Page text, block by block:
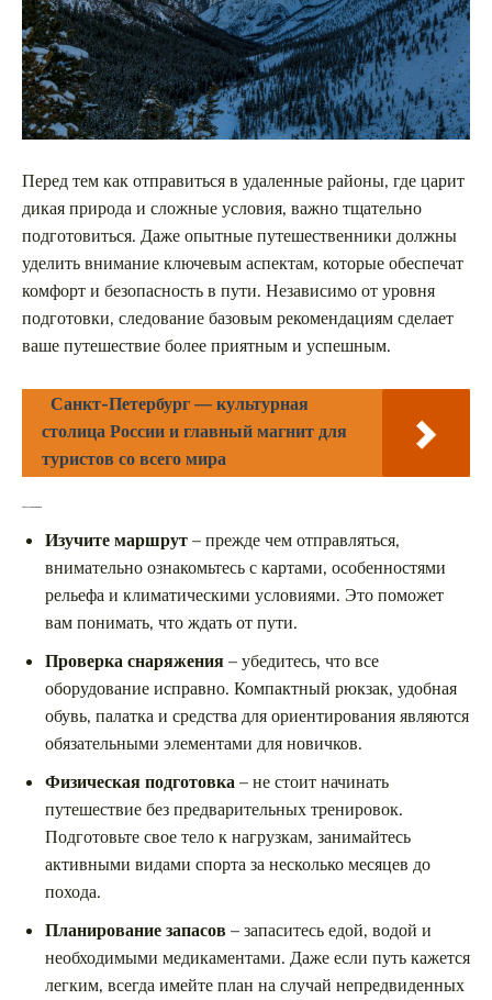
Перед тем как отправиться в удаленные районы, где царит
дикая природа и сложные условия, важно тщательно
подготовиться. Даже опытные путешественники должны
уделить внимание ключевым аспектам, которые обеспечат
комфорт и безопасность в пути. Независимо от уровня
подготовки, следование базовым рекомендациям сделает
ваше путешествие более приятным и успешным.
Санкт-Петербург — культурная
столица России и главный магнит для
туристов со всего мира
Советы для новичков
Изучите маршрут– прежде чем отправляться,
внимательно ознакомьтесь с картами, особенностями
рельефа и климатическими условиями. Это поможет
вам понимать, что ждать от пути.
Проверка снаряжения– убедитесь, что все
оборудование исправно. Компактный рюкзак, удобная
обувь, палатка и средства для ориентирования являются
обязательными элементами для новичков.
Физическая подготовка– не стоит начинать
путешествие без предварительных тренировок.
Подготовьте свое тело к нагрузкам, занимайтесь
активными видами спорта за несколько месяцев до
похода.
Планирование запасов – запаситесь едой, водой и
необходимыми медикаментами. Даже если путь кажется
легким, всегда имейте план на случай непредвиденных